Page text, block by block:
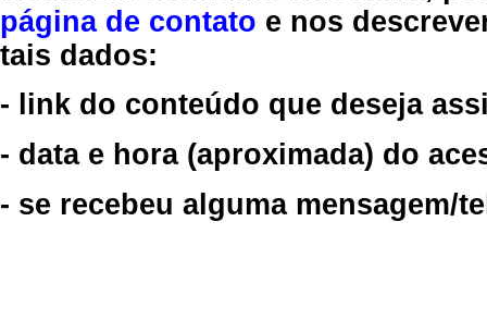
página de contato e nos
tais dados:
- link do conteúdo que deseja
- data e hora (aproximada) do
- se recebeu alguma mensagem/